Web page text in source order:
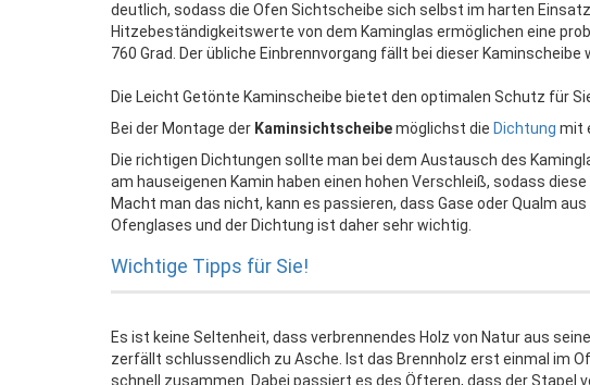
deutlich, sodass die Ofen Sichtscheibe sich selbst im harten
Hitzebeständigkeitswerte von dem Kaminglas ermöglichen eine
760 Grad. Der übliche Einbrennvorgang fällt bei dieser Kaminscheibe
Die Leicht Getönte Kaminscheibe bietet den optimalen Schutz für
Bei der Montage der Kaminsichtscheibemöglichst die Dichtung mit
Die richtigen Dichtungen sollte man bei dem Austausch des
am hauseigenen Kamin haben einen hohen Verschleiß, sodass
Macht man das nicht, kann es passieren, dass Gase oder Qualm
Ofenglases und der Dichtung ist daher sehr wichtig.
Wichtige Tipps für Sie!
Es ist keine Seltenheit, dass verbrennendes Holz von Natur aus
zerfällt schlussendlich zu Asche. Ist das Brennholz erst einmal im
schnell zusammen. Dabei passiert es des Öfteren, dass der Stapel